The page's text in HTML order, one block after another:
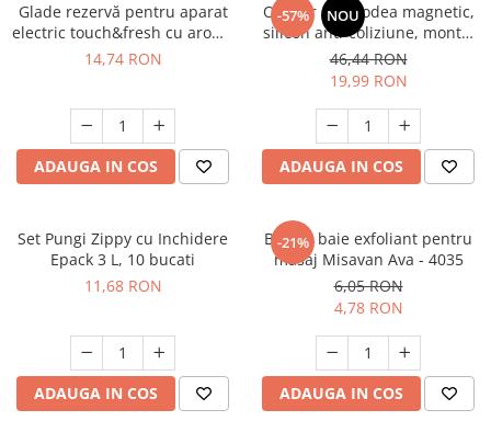
Glade rezervă pentru aparat
electric touch&fresh cu aromă
Marine, 10 g
14,74 RON
ADAUGA IN COS
-57% NOU
Opritor usa podea magnetic,
silicon anti-coliziune, montaj
fara gauri, silentios si
rezistent, baie sau interior,
albastru haze
46,44 RON
19,99 RON
ADAUGA IN COS
Set Pungi Zippy cu Inchidere
Epack 3 L, 10 bucati
11,68 RON
ADAUGA IN COS
-21%
Burete baie exfoliant pentru
masaj Misavan Ava - 4035
6,05 RON
4,78 RON
ADAUGA IN COS